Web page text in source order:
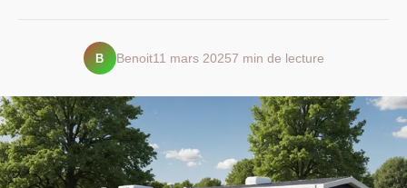
B Benoit11 mars 20257 min de lecture